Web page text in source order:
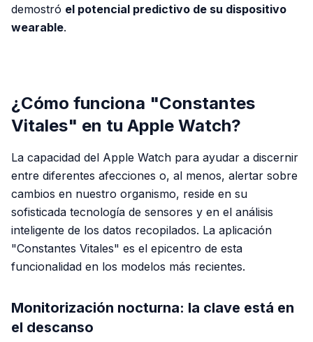
demostró el potencial predictivo de su dispositivo
wearable.
¿Cómo funciona "Constantes
Vitales" en tu Apple Watch?
La capacidad del Apple Watch para ayudar a discernir
entre diferentes afecciones o, al menos, alertar sobre
cambios en nuestro organismo, reside en su
sofisticada tecnología de sensores y en el análisis
inteligente de los datos recopilados. La aplicación
"Constantes Vitales" es el epicentro de esta
funcionalidad en los modelos más recientes.
Monitorización nocturna: la clave está en
el descanso